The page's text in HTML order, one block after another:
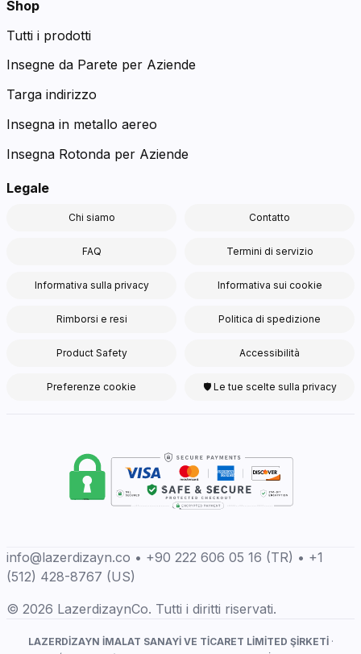
Shop
Tutti i prodotti
Insegne da Parete per Aziende
Targa indirizzo
Insegna in metallo aereo
Insegna Rotonda per Aziende
Legale
Chi siamo Contatto
FAQ Termini di servizio
Informativa sulla privacy Informativa sui cookie
Rimborsi e resi Politica di spedizione
Product Safety Accessibilità
Preferenze cookie 🛡 Le tue scelte sulla privacy
info@lazerdizayn.co • +90 222 606 05 16 (TR) • +1
(512) 428-8767 (US)
© 2026 LazerdizaynCo. Tutti i diritti riservati.
LAZERDİZAYN İMALAT SANAYİ VE TİCARET LİMİTED ŞİRKETİ·